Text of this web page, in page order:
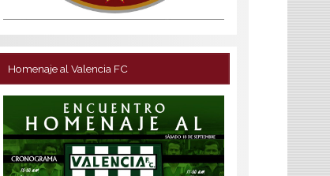
Homenaje al Valencia FC